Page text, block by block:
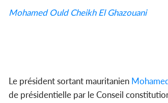
Mohamed Ould Cheikh El Ghazouani
Le président sortant mauritanien
de présidentielle par le Conseil